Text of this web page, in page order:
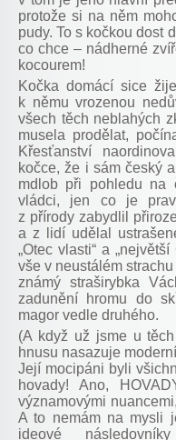
protože si na něm
pudy. To s kočkou dost
co chce – nádherné
kocourem!
Kočka domácí sice
k němu vrozenou
všech těch neblahých
musela prodělat,
Křesťanství
kočce, že i sám český
mdlob při pohledu na
vládci, jen co je
z přírody zabydlil
a z lidí udělal
„Otec vlasti“ a
vše v neustálém
známý straširybka
zadunění hromu do
magor vedle druhého.
(A když už jsme u
hnusu nasazuje
Její mocipáni byli
hovady! Ano,
významovými
A to nemám na mysli
ideové